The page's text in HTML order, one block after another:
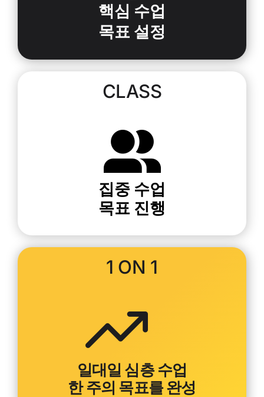
핵심 수업
목표 설정
CLASS
집중 수업
목표 진행
1 ON 1
일대일 심층 수업
한 주의 목표를 완성